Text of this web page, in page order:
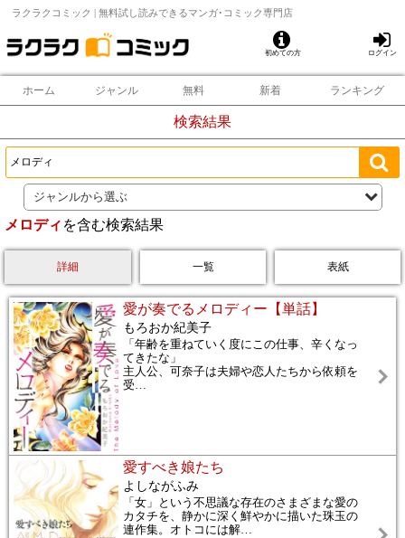
ラクラクコミック | 無料試し読みできるマンガ･コミック専門店
初めての方 ログイン
ホーム ジャンル 無料 新着 ランキング
検索結果
ジャンルから選ぶ
メロディ を含む検索結果
詳細 一覧 表紙
愛が奏でるメロディー【単話】
もろおか紀美子
「年齢を重ねていく度にこの仕事、辛くなっ
てきたな」
主人公、可奈子は夫婦や恋人たちから依頼を
受…
愛すべき娘たち
よしながふみ
「女」という不思議な存在のさまざまな愛の
カタチを、静かに深く鮮やかに描いた珠玉の
連作集。オトコには解…